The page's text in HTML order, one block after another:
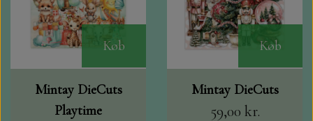
Køb
Mintay DieCuts
Playtime
Køb
Mintay DieCuts
59,00 kr.